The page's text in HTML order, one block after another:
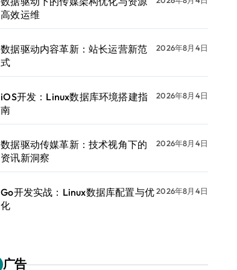
高效运维
数据驱动内容革新：站长运营新范
式
2026年8月4日
iOS开发：Linux数据库环境搭建指
南
2026年8月4日
数据驱动传媒革新：技术视角下的
资讯新洞察
2026年8月4日
Go开发实战：Linux数据库配置与优
化
2026年8月4日
广告